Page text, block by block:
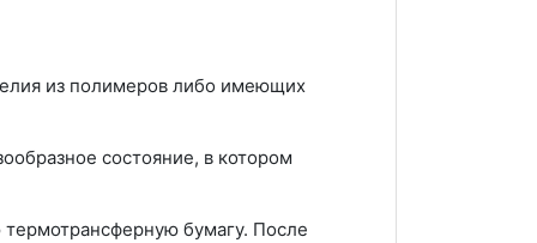
из полимеров либо имеющих
состояние, в котором
бумагу. После